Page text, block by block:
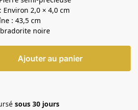
2,0 × 4,0 cm
: 43,5 cm
noire
Ajouter au panier
sous 30 jours